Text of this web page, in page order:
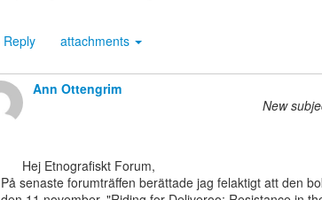
Reply
attachments
Ann Ottengrim
New
På senaste forumträffen berättade jag felaktigt att den